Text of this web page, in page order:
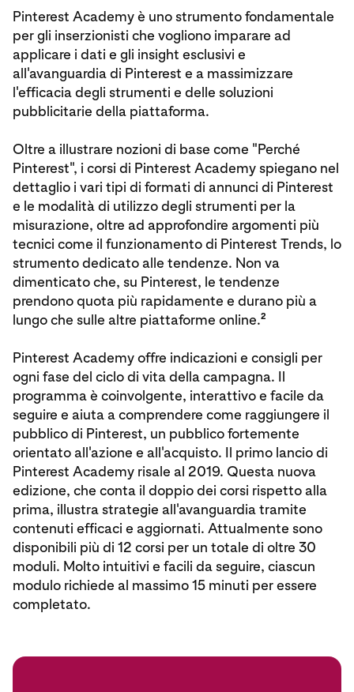
Pinterest Academy è uno strumento fondamentale
per gli inserzionisti che vogliono imparare ad
applicare i dati e gli insight esclusivi e
all'avanguardia di Pinterest e a massimizzare
l'efficacia degli strumenti e delle soluzioni
pubblicitarie della piattaforma.
Oltre a illustrare nozioni di base come "Perché
Pinterest", i corsi di Pinterest Academy spiegano nel
dettaglio i vari tipi di formati di annunci di Pinterest
e le modalità di utilizzo degli strumenti per la
misurazione, oltre ad approfondire argomenti più
tecnici come il funzionamento di Pinterest Trends, lo
strumento dedicato alle tendenze. Non va
dimenticato che, su Pinterest, le tendenze
prendono quota più rapidamente e durano più a
lungo che sulle altre piattaforme online.2
Pinterest Academy offre indicazioni e consigli per
ogni fase del ciclo di vita della campagna. Il
programma è coinvolgente, interattivo e facile da
seguire e aiuta a comprendere come raggiungere il
pubblico di Pinterest, un pubblico fortemente
orientato all'azione e all'acquisto. Il primo lancio di
Pinterest Academy risale al 2019. Questa nuova
edizione, che conta il doppio dei corsi rispetto alla
prima, illustra strategie all'avanguardia tramite
contenuti efficaci e aggiornati. Attualmente sono
disponibili più di 12 corsi per un totale di oltre 30
moduli. Molto intuitivi e facili da seguire, ciascun
modulo richiede al massimo 15 minuti per essere
completato.